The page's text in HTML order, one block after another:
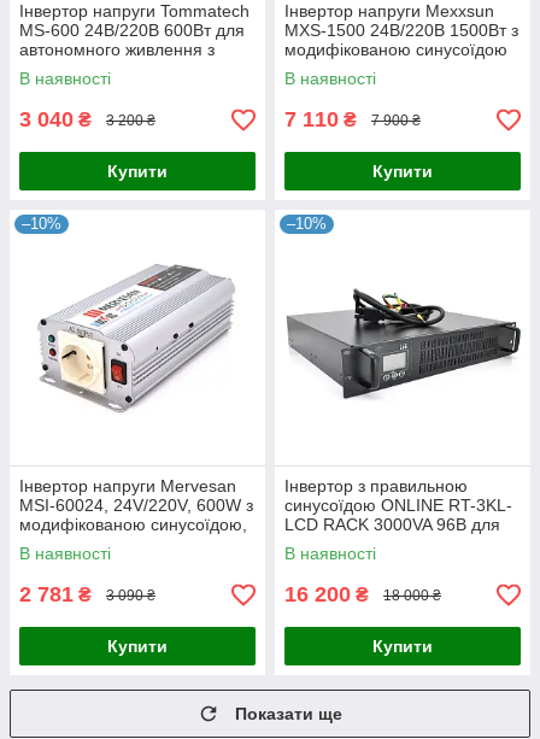
Інвертор напруги Tommatech
MS-600 24В/220В 600Вт для
автономного живлення з
модифікованою синусоїдою,
USB та захистом від
В наявності
3 040 ₴ 3 200 ₴
Купити
Інвертор напруги Mexxsun
MXS-1500 24В/220В 1500Вт з
модифікованою синусоїдою
для резервного живлення
техніки
В наявності
7 110 ₴ 7 900 ₴
Купити
–10%
Інвертор напруги Mervesan
MSI-60024, 24V/220V, 600W з
модифікованою синусоїдою,
1 Shuko, затискачі
В наявності
2 781 ₴ 3 090 ₴
Купити
–10%
Інвертор з правильною
синусоїдою ONLINE RT-3KL-
LCD RACK 3000VA 96В для
безперебійного живлення
серверного та мережевого
В наявності
16 200 ₴ 18 000 ₴
Купити
Показати ще